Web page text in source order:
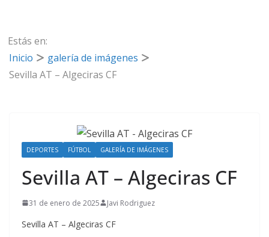
Estás en:
Inicio
galería de imágenes
Sevilla AT – Algeciras CF
DEPORTES FÚTBOL GALERÍA DE IMÁGENES
Sevilla AT – Algeciras CF
31 de enero de 2025 Javi Rodriguez
Sevilla AT – Algeciras CF